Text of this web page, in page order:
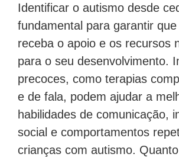
Identificar o autismo desde
fundamental para garantir
receba o apoio e os recursos
para o seu desenvolvimento.
precoces, como terapias
e de fala, podem ajudar a
habilidades de comunicação,
social e comportamentos
crianças com autismo.